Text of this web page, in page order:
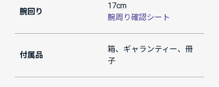
腕回り
17cm
腕周り確認シート
付属品
箱、ギャランティー、冊
子